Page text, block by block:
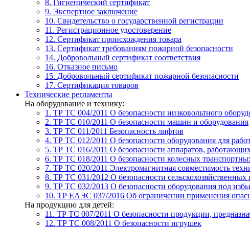
8. Гигиенический сертификат
9. Экспертное заключение
10. Свидетельство о государственной регистрации
11. Регистрационное удостоверение
12. Сертификат происхождения товара
13. Сертификат требованиям пожарной безопасности
14. Добровольный сертификат соответствия
16. Отказное письмо
15. Добровольный сертификат пожарной безопасности
17. Сертификация товаров
Технические регламенты
На оборудование и технику:
1. ТР ТС 004/2011 О безопасности низковольтного
2. ТР ТС 010/2011 О безопасности машин и оборудования
3. ТР ТС 011/2011 Безопасность лифтов
4. ТР ТС 012/2011 О безопасности оборудования для
5. ТР ТС 016/2011 О безопасности аппаратов,
6. ТР ТС 018/2011 О безопасности колесных
7. TР ТС 020/2011 Электромагнитная совместимость
8. ТР ТС 031/2012 О безопасности
9. ТР ТС 032/2013 О безопасности оборудования под
10. ТР ЕАЭС 037/2016 Об ограничении применения
На продукцию для детей:
11. ТР ТС 007/2011 О безопасности продукции,
12. ТР ТС 008/2011 О безопасности игрушек